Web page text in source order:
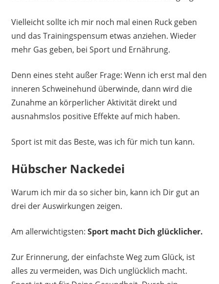
Vielleicht sollte ich mir noch mal einen Ruck geben
und das Trainingspensum etwas anziehen. Wieder
mehr Gas geben, bei Sport und Ernährung.
Denn eines steht außer Frage: Wenn ich erst mal den
inneren Schweinehund überwinde, dann wird die
Zunahme an körperlicher Aktivität direkt und
ausnahmslos positive Effekte auf mich haben.
Sport ist mit das Beste, was ich für mich tun kann.
Hübscher Nackedei
Warum ich mir da so sicher bin, kann ich Dir gut an
drei der Auswirkungen zeigen.
Am allerwichtigsten: Sport macht Dich glücklicher.
Zur Erinnerung, der einfachste Weg zum Glück, ist
alles zu vermeiden, was Dich unglücklich macht.